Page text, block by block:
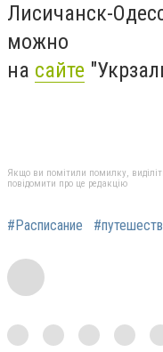
Лисичанск-
можно
на сайте
Якщо ви помітили помилку,
повідомити про це редакцію
#Расписание